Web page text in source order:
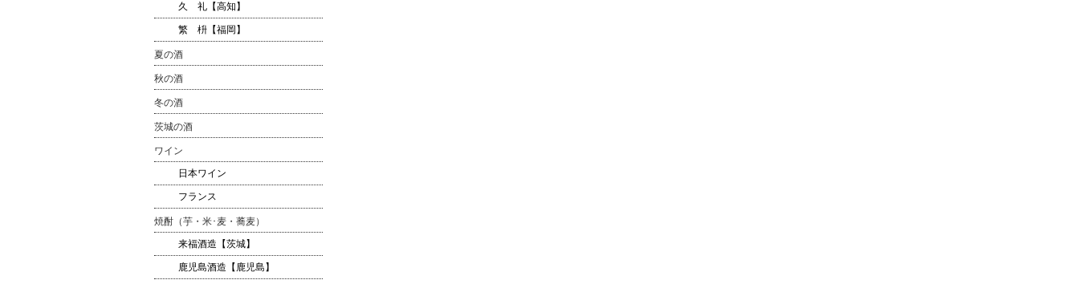
久 礼【高知】
繁 枡【福岡】
夏の酒
秋の酒
冬の酒
茨城の酒
ワイン
日本ワイン
フランス
焼酎（芋・米･麦・蕎麦）
来福酒造【茨城】
鹿児島酒造【鹿児島】